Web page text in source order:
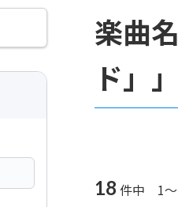
楽曲
ド」
18 件中 1～